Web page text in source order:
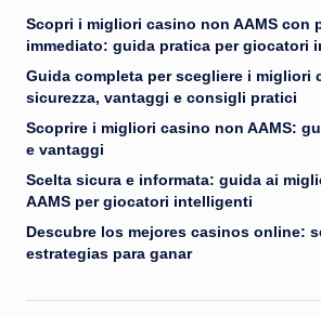
Scopri i migliori casino non AAMS con
immediato: guida pratica per giocatori
Guida completa per scegliere i migliori
sicurezza, vantaggi e consigli pratici
Scoprire i migliori casino non AAMS:
e vantaggi
Scelta sicura e informata: guida ai
AAMS per giocatori intelligenti
Descubre los mejores casinos online:
estrategias para ganar